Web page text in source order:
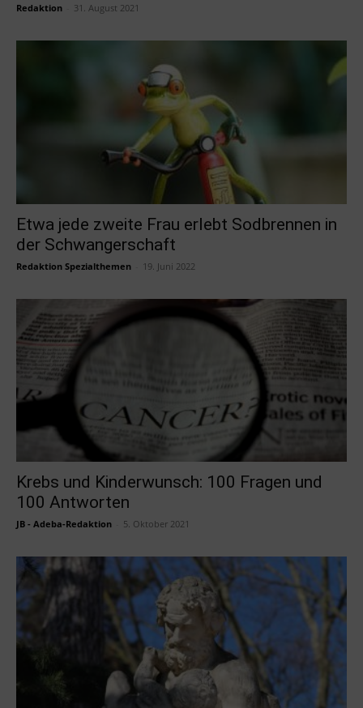
Redaktion 31. August 2021
Etwa jede zweite Frau erlebt Sodbrennen in
der Schwangerschaft
Redaktion Spezialthemen 19. Juni 2022
Krebs und Kinderwunsch: 100 Fragen und
100 Antworten
JB - Adeba-Redaktion 5. Oktober 2021